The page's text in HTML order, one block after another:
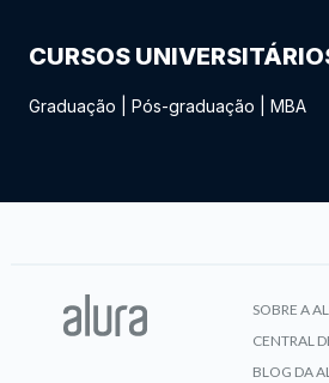
CURSOS
Graduação Pós-graduação MBA
SOBRE A
CENTRAL
BLOG DA